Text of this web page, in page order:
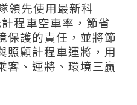
領先使用最新科
程車空車率，節省
保護的責任，並將節
照顧計程車運將，用
客、運將、環境三贏